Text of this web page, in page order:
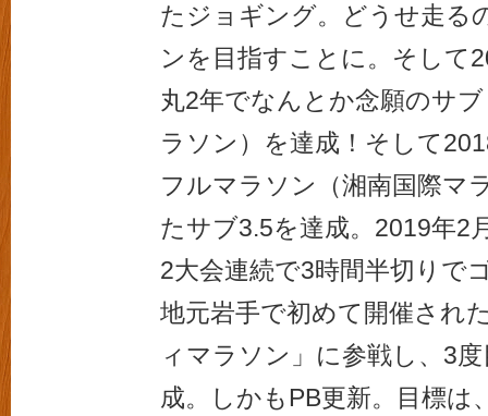
たジョギング。どうせ走る
ンを目指すことに。そして
丸2年でなんとか念願のサ
ラソン）を達成！そして
フルマラソン（湘南国際マ
たサブ3.5を達成。2019年2
2大会連続で3時間半切りで
地元岩手で初めて開催され
ィマラソン」に参戦し、3
成。しかもPB更新。目標は